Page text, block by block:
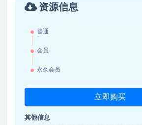
资源信息
普通
会员
永久会员
立即购买
其他信息